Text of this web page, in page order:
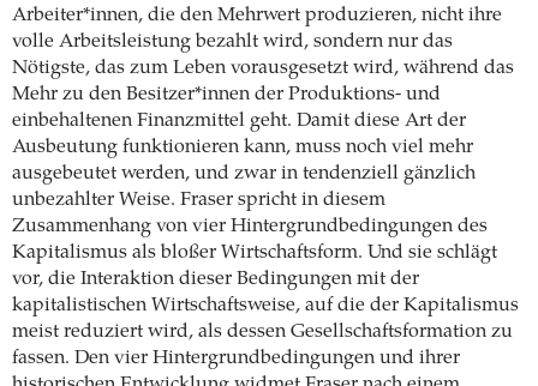
Arbeiter*innen, die den Mehrwert produzieren, nicht ihre
volle Arbeitsleistung bezahlt wird, sondern nur das
Nötigste, das zum Leben vorausgesetzt wird, während das
Mehr zu den Besitzer*innen der Produktions- und
einbehaltenen Finanzmittel geht. Damit diese Art der
Ausbeutung funktionieren kann, muss noch viel mehr
ausgebeutet werden, und zwar in tendenziell gänzlich
unbezahlter Weise. Fraser spricht in diesem
Zusammenhang von vier Hintergrundbedingungen des
Kapitalismus als bloßer Wirtschaftsform. Und sie schlägt
vor, die Interaktion dieser Bedingungen mit der
kapitalistischen Wirtschaftsweise, auf die der Kapitalismus
meist reduziert wird, als dessen Gesellschaftsformation zu
fassen. Den vier Hintergrundbedingungen und ihrer